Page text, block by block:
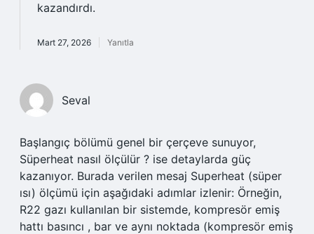
kazandırdı.
Mart 27, 2026 Yanıtla
Seval
Başlangıç bölümü genel bir çerçeve sunuyor,
Süperheat nasıl ölçülür ? ise detaylarda güç
kazanıyor. Burada verilen mesaj Superheat (süper
ısı) ölçümü için aşağıdaki adımlar izlenir: Örneğin,
R22 gazı kullanılan bir sistemde, kompresör emiş
hattı basıncı , bar ve aynı noktada (kompresör emiş